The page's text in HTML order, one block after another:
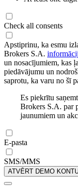
Check all consents
Apstiprinu, ka esmu
Brokers S.A.
un nosacījumiem, kas
piedāvājumu un
saprotu, ka varu no šī
Es piekrītu
Brokers S.A. par
jaunumiem un
E-pasta
SMS/MMS
ATVĒRT DEMO